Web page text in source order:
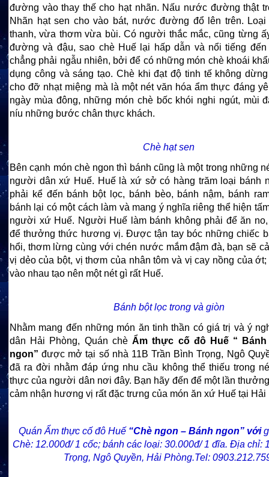
đường vào thay thế cho hạt nhãn. Nấu nước đường thật
Nhãn hạt sen cho vào bát, nước đường đổ lên trên. Loại
thanh, vừa thơm vừa bùi. Có người thắc mắc, cũng từng
đường và đậu, sao chè Huế lại hấp dẫn và nổi tiếng
chẳng phải ngẫu nhiên, bởi để có những món chè khoái
dụng công và sáng tạo. Chè khi đạt độ tinh tế không
cho đỡ nhạt miệng mà là một nét văn hóa ẩm thực đáng
ngày mùa đông, những món chè bốc khói nghi ngút, mùi
níu những bước chân thực khách.
Chè hạt sen
Bên cạnh món chè ngon thì bánh cũng là một trong những
người dân xứ Huế. Huế là xứ sở có hàng trăm loại bánh
phải kể đến bánh bột lọc, bánh bèo, bánh nậm, bánh
bánh lại có một cách làm và mang ý nghĩa riêng thể hiện
người xứ Huế. Người Huế làm bánh không phải để ăn
để thưởng thức hương vị. Được tận tay bóc những chiếc
hổi, thơm lừng cùng với chén nước mắm đậm đà, bạn sẽ
vị dẻo của bột, vị thơm của nhân tôm và vị cay nồng của
vào nhau tạo nên một nét gì rất Huế.
Bánh bột lọc trong và giòn
Nhằm mang đến những món ăn tinh thần có giá trị và ý
dân Hải Phòng, Quán chèẨm thực cố đô Huế “
ngon” được mở tại số nhà 11B Trần Bình Trọng, Ngô
đã ra đời nhằm đáp ứng nhu cầu không thể thiếu trong
thực của người dân nơi đây. Bạn hãy đến để một lần
cảm nhận hương vị rất đặc trưng của món ăn xứ Huế tại Hải
Quán Ẩm thực cố đô Huế “Chè ngon – Bánh ngon” với
Chè: 12.000đ/ 1 cốc; bánh các loại: 30.000đ/ 1 đĩa. Địa chỉ:
Trọng, Ngô Quyền, Hải Phòng.Tel: